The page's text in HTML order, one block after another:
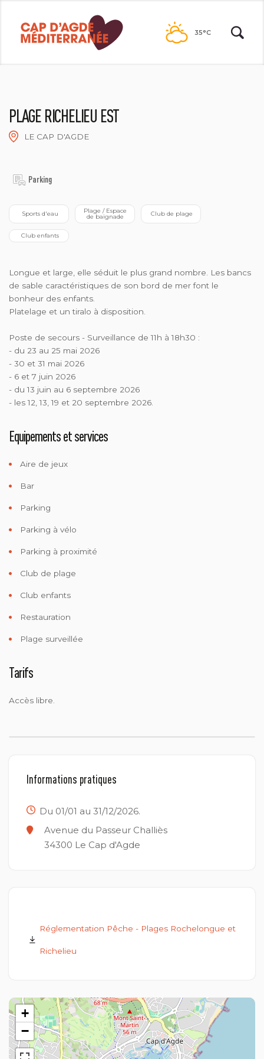
contenu
35°C
PLAGE RICHELIEU EST
LE CAP D'AGDE
Parking
Sports d'eau de baignade Club de plage
Club enfants
Longue et large, elle séduit le plus grand nombre. Les bancs
de sable caractéristiques de son bord de mer font le
bonheur des enfants.
Platelage et un tiralo à disposition.
Poste de secours - Surveillance de 11h à 18h30 :
- du 23 au 25 mai 2026
- 30 et 31 mai 2026
- 6 et 7 juin 2026
- du 13 juin au 6 septembre 2026
- les 12, 13, 19 et 20 septembre 2026.
Equipements et services
Aire de jeux
Bar
Parking
Parking à vélo
Parking à proximité
Club de plage
Club enfants
Restauration
Plage surveillée
Tarifs
Accès libre.
Informations pratiques
Du 01/01 au 31/12/2026.
Avenue du Passeur Challiès
34300 Le Cap d'Agde
Réglementation Pêche - Plages Rochelongue et
Richelieu
+
−